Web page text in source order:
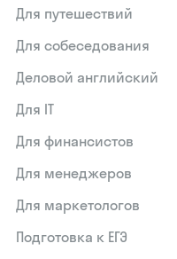
Для путешествий
Для собеседования
Деловой английский
Для IT
Для финансистов
Для менеджеров
Для маркетологов
Подготовка к ЕГЭ